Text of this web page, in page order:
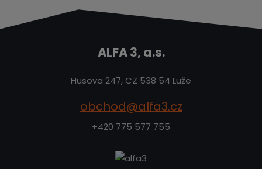
ALFA 3, a.s.
Husova 247, CZ 538 54 Luže
obchod@alfa3.cz
+420 775 577 755